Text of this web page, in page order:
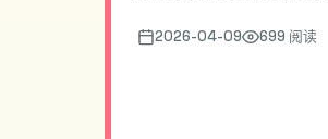
构，通过 WebSocket 实
比原生 App，H5 方案在跨
性和维护成本上优势明显
2026-04-09 699 阅读